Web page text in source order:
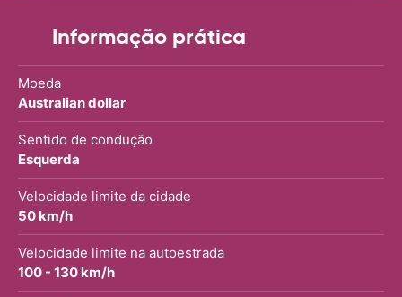
Informação prática
Moeda
Australian dollar
Sentido de condução
Esquerda
Velocidade limite da cidade
50 km/h
Velocidade limite na autoestrada
100 - 130 km/h